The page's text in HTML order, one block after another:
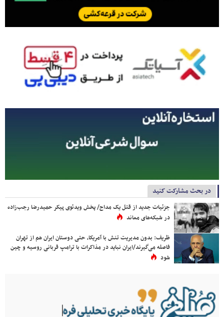
در بحث مشارکت کنید
جزئیات جدید از قتل یک مداح/ پخش ویدئوی پیکر حمیدرضا رجب‌زاده
در شبکه‌های معاند
ظریف: بدون مدیریت تنش با آمریکا، حتی دوستان ایران هم از تهران
فاصله می‌گیرند/ایران نباید در مذاکرات با ترامپ قربانی روسیه و چین
شود